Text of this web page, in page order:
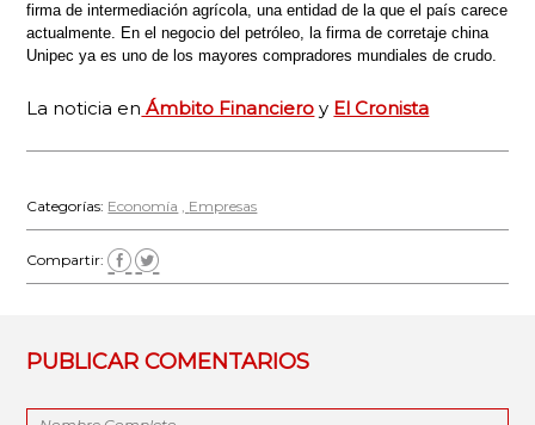
firma de intermediación agrícola, una entidad de la que el país carece
actualmente. En el negocio del petróleo, la firma de corretaje china
Unipec ya es uno de los mayores compradores mundiales de crudo.
La noticia en Ámbito Financiero y El Cronista
Categorías: Economía Empresas
Compartir:
PUBLICAR COMENTARIOS